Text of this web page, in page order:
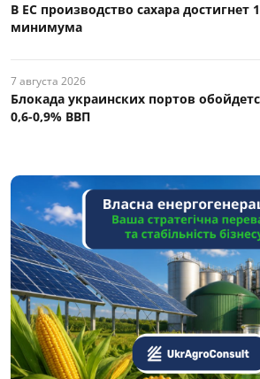
В ЕС производство сахара достигнет
минимума
7 августа 2026
Блокада украинских портов
0,6-0,9% ВВП